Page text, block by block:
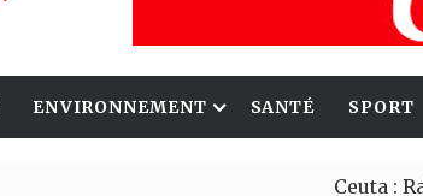
ENVIRONNEMENT SANTÉ SPORT
Ceuta : Rabat